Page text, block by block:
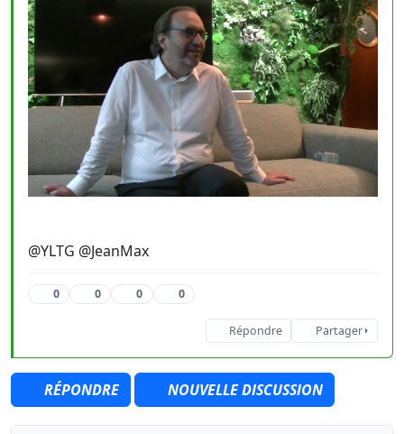
@YLTG @JeanMax
0 0 0 0
Répondre Partager
RÉPONDRE NOUVELLE DISCUSSION